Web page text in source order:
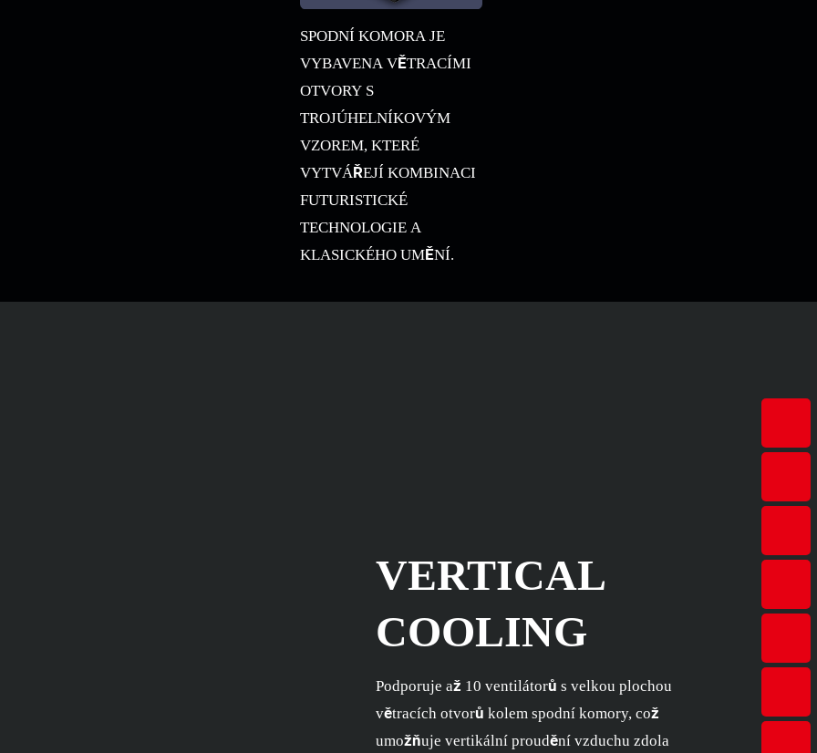
SPODNÍ KOMORA JE
VYBAVENA VĚTRACÍMI
OTVORY S
TROJÚHELNÍKOVÝM
VZOREM, KTERÉ
VYTVÁŘEJÍ KOMBINACI
FUTURISTICKÉ
TECHNOLOGIE A
KLASICKÉHO UMĚNÍ.
VERTICAL
COOLING
Podporuje až 10 ventilátorů s velkou plochou
větracích otvorů kolem spodní komory, což
umožňuje vertikální proudění vzduchu zdola